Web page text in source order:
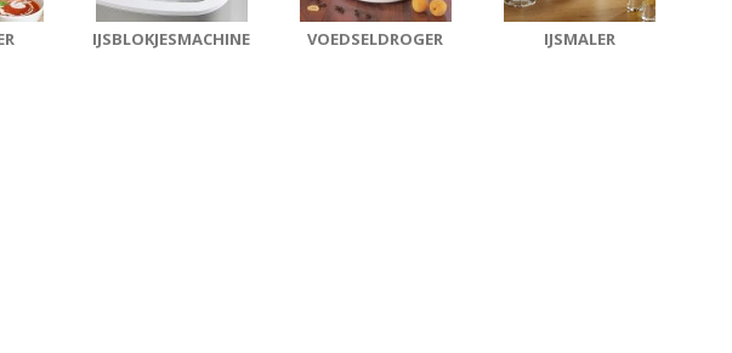
IJSBLOKJESMACHINE VOEDSELDROGER IJSMALER